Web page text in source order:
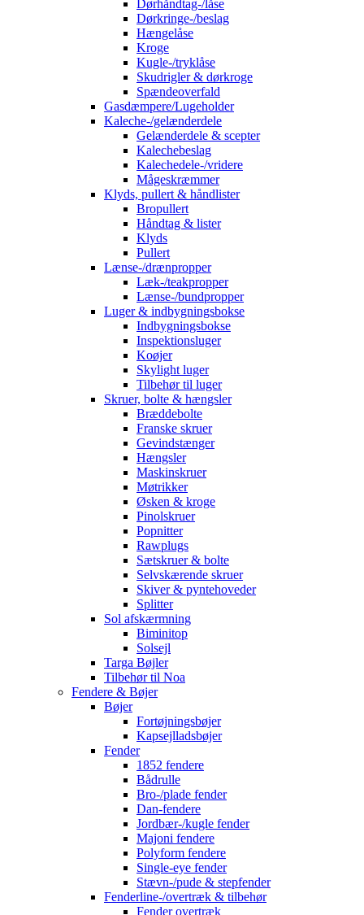
Dørhåndtag-/låse
Dørkringe-/beslag
Hængelåse
Kroge
Kugle-/tryklåse
Skudrigler & dørkroge
Spændeoverfald
Gasdæmpere/Lugeholder
Kaleche-/gelænderdele
Gelænderdele & scepter
Kalechebeslag
Kalechedele-/vridere
Mågeskræmmer
Klyds, pullert & håndlister
Bropullert
Håndtag & lister
Klyds
Pullert
Lænse-/drænpropper
Læk-/teakpropper
Lænse-/bundpropper
Luger & indbygningsbokse
Indbygningsbokse
Inspektionsluger
Koøjer
Skylight luger
Tilbehør til luger
Skruer, bolte & hængsler
Bræddebolte
Franske skruer
Gevindstænger
Hængsler
Maskinskruer
Møtrikker
Øsken & kroge
Pinolskruer
Popnitter
Rawplugs
Sætskruer & bolte
Selvskærende skruer
Skiver & pyntehoveder
Splitter
Sol afskærmning
Biminitop
Solsejl
Targa Bøjler
Tilbehør til Noa
Fendere & Bøjer
Bøjer
Fortøjningsbøjer
Kapsejlladsbøjer
Fender
1852 fendere
Bådrulle
Bro-/plade fender
Dan-fendere
Jordbær-/kugle fender
Majoni fendere
Polyform fendere
Single-eye fender
Stævn-/pude & stepfender
Fenderline-/overtræk & tilbehør
Fender overtræk